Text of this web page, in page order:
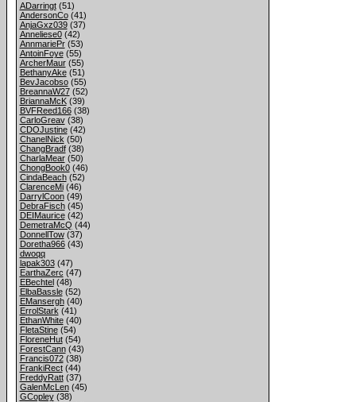
ADarringt(51)
AndersonCo(41)
AnjaGxz039(37)
Anneliese0(42)
AnnmariePr(53)
AntoinFoye(55)
ArcherMaur(55)
BethanyAke(51)
BevJacobso(55)
BreannaW27(52)
BriannaMcK(39)
BVFReed166(38)
CarloGreav(38)
CDOJustine(42)
ChanelNick (50)
ChangBradf(38)
CharlaMear(50)
ChongBook0(46)
CindaBeach(52)
ClarenceMi(46)
DarrylCoon(49)
DebraFisch(45)
DEIMaurice(42)
DemetraMcQ (44)
DonnellTow(37)
Doretha966(43)
dwoqq
lapak303(47)
EarthaZerc (47)
EBechtel(48)
ElbaBassle(52)
EMansergh(40)
ErrolStark (41)
EthanWhite(40)
FletaStine(54)
FloreneHut(54)
ForestCann(43)
Francis072(38)
FrankiRect(44)
FreddyRatt(37)
GalenMcLen(45)
GCopley(38)